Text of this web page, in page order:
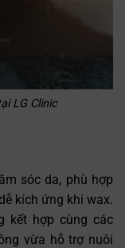
LG Clinic
sóc da, phù hợp
kích ứng khi wax.
kết hợp cùng các
vừa hỗ trợ nuôi